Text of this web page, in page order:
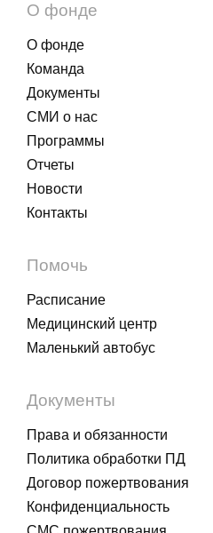
О фонде
О фонде
Команда
Документы
СМИ о нас
Программы
Отчеты
Новости
Контакты
Помочь
Расписание
Медицинский центр
Маленький автобус
Документы
Права и обязанности
Политика обработки ПД
Договор пожертвования
Конфиденциальность